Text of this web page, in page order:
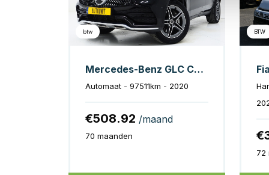
btw
Mercedes-Benz GLC Coupé 300e 4MATIC AMG
Automaat - 97511km - 2020
€508.92 /maand
70 maanden
BTW
72